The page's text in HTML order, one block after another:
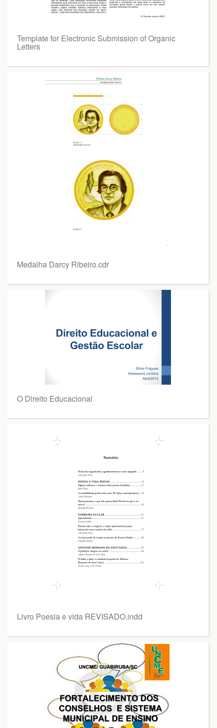
Template for Electronic Submission of Organic
Letters
Medalha Darcy Ribeiro.cdr
O Direito Educacional
Livro Poesia e vida REVISADO.indd